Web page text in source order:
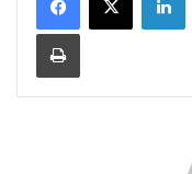
Imprimir